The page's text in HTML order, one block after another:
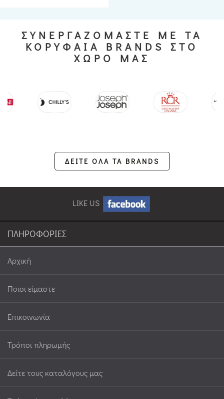
ΣΥΝΕΡΓΑΖΟΜΑΣΤΕ ΜΕ ΤΑ
ΚΟΡΥΦΑΙΑ BRANDS ΣΤΟ
ΧΩΡΟ ΜΑΣ
ΔΕΙΤΕ ΟΛΑ ΤΑ BRANDS
LIKE US
ΠΛΗΡΟΦΟΡΙΕΣ
Αρχική
Ποιοι είμαστε
Επικοινωνία
Τρόποι πληρωμής
Δείτε τους καταλόγους μας